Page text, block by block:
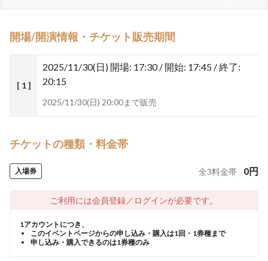
開場/開演情報・チケット販売期間
[ 1 ]
2025/11/30(日) 開場: 17:30 / 開始: 17:45 / 終了:
20:15
2025/11/30(日) 20:00まで販売
チケットの種類・料金帯
入場券 全3料金帯 0円
ご利用には会員登録／ログインが必要です。
1アカウントにつき、
このイベントページからの申し込み・購入は1回・1券種まで
申し込み・購入できるのは1券種のみ